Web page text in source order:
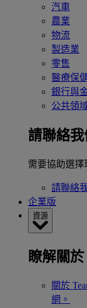
汽車
農業
物流
製造業
零售
醫療保
銀行與
公共領
請聯絡
需要協助選擇
請聯絡
企業版
資源
瞭解關
關於
網。